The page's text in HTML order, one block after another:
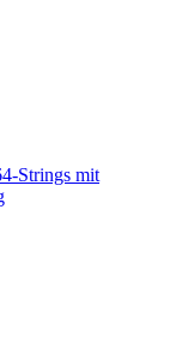
Strings mit